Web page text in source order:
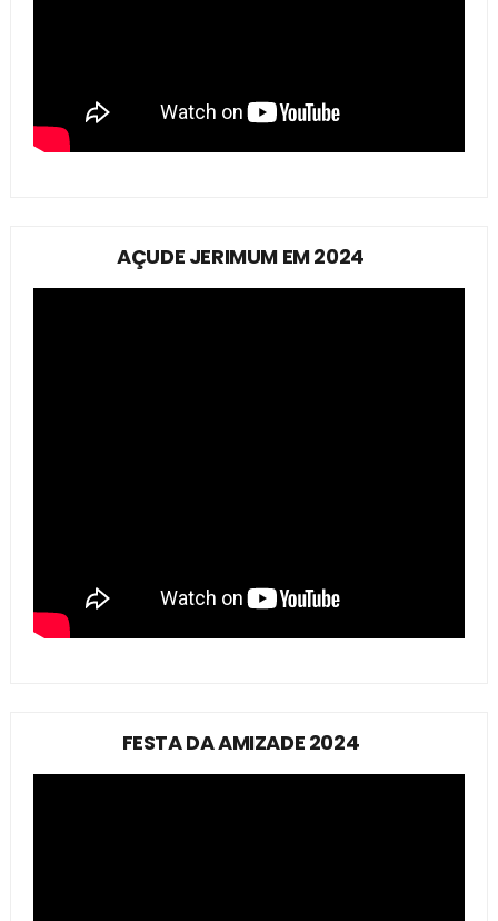
AÇUDE JERIMUM EM 2024
FESTA DA AMIZADE 2024